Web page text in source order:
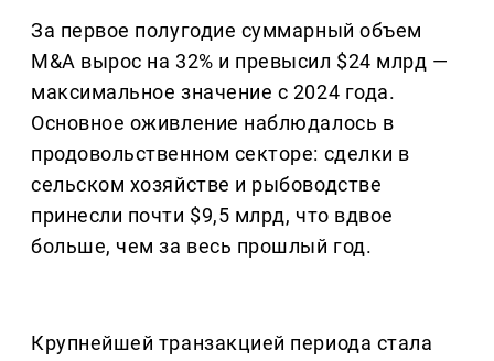
За первое полугодие суммарный объем
M&A вырос на 32% и превысил $24 млрд —
максимальное значение с 2024 года.
Основное оживление наблюдалось в
продовольственном секторе: сделки в
сельском хозяйстве и рыбоводстве
принесли почти $9,5 млрд, что вдвое
больше, чем за весь прошлый год.
Крупнейшей транзакцией периода стала